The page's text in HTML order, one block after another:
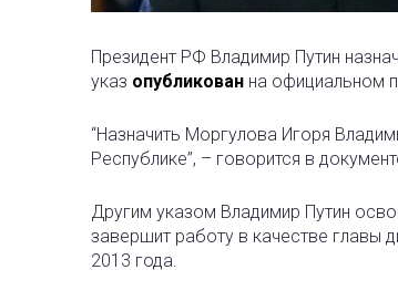
Президент РФ Владимир Путин
указ опубликован на официальном
“Назначить Моргулова Игоря
Республике”, – говорится в
Другим указом Владимир Путин
завершит работу в качестве главы
2013 года.